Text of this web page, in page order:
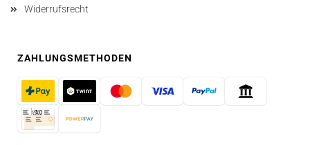
Widerrufsrecht
ZAHLUNGSMETHODEN